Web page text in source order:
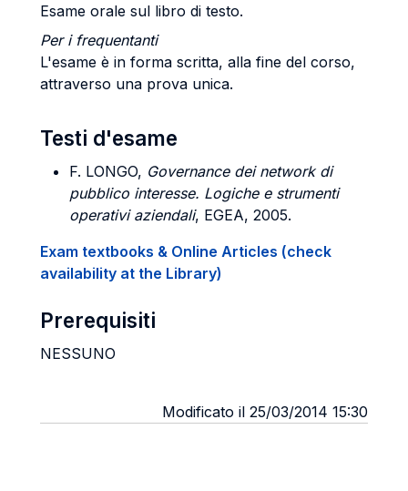
Esame orale sul libro di testo.
Per i frequentanti
L'esame è in forma scritta, alla fine del corso,
attraverso una prova unica.
Testi d'esame
F. LONGO, Governance dei network di
pubblico interesse. Logiche e strumenti
operativi aziendali, EGEA, 2005.
Exam textbooks & Online Articles (check
availability at the Library)
Prerequisiti
NESSUNO
Modificato il 25/03/2014 15:30